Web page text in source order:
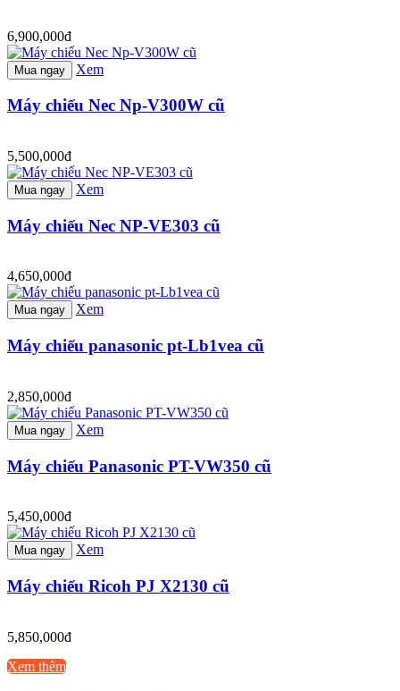
6,900,000đ
Mua ngay Xem
Máy chiếu Nec Np-V300W cũ
5,500,000đ
Mua ngay Xem
Máy chiếu Nec NP-VE303 cũ
4,650,000đ
Mua ngay Xem
Máy chiếu panasonic pt-Lb1vea cũ
2,850,000đ
Mua ngay Xem
Máy chiếu Panasonic PT-VW350 cũ
5,450,000đ
Mua ngay Xem
Máy chiếu Ricoh PJ X2130 cũ
5,850,000đ
Xem thêm